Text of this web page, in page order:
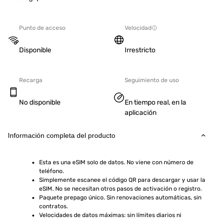
Punto de acceso
Disponible
Velocidad
Irrestricto
Recarga
No disponible
Seguimiento de uso
En tiempo real, en la
aplicación
Información completa del producto
Esta es una eSIM solo de datos. No viene con número de
teléfono.
Simplemente escanee el código QR para descargar y usar la
eSIM. No se necesitan otros pasos de activación o registro.
Paquete prepago único. Sin renovaciones automáticas, sin
contratos.
Velocidades de datos máximas: sin límites diarios ni